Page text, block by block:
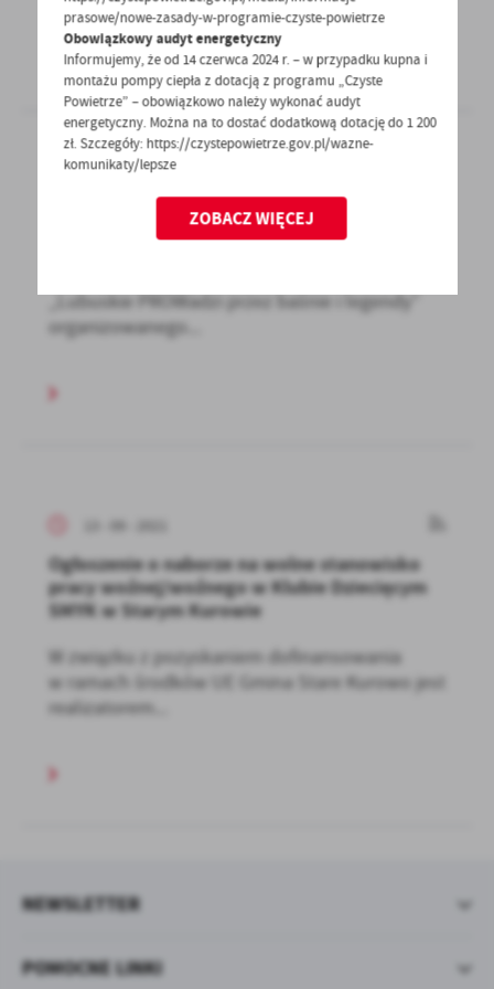
„Lubuskie PROWadzi przez baśnie i legendy”
„Lubuskie PROWadzi przez baśnie i legendy”
organizowanego...
13 - 09 - 2021
Ogłoszenie o naborze na wolne stanowisko
pracy woźnej/woźnego w Klubie Dziecięcym
SMYK w Starym Kurowie
W związku z pozyskaniem dofinansowania
w ramach środków UE Gmina Stare Kurowo jest
realizatorem...
POMOCNE LINKI
NEWSLETTER
prasowe/nowe-zasady-w-programie-czyste-powietrze
Obowiązkowy audyt energetyczny
Informujemy, że od 14 czerwca 2024 r. – w przypadku kupna i
montażu pompy ciepła z dotacją z programu „Czyste
Powietrze” – obowiązkowo należy wykonać audyt
energetyczny. Można na to dostać dodatkową dotację do 1 200
zł. Szczegóły: https://czystepowietrze.gov.pl/wazne-
komunikaty/lepsze
ZOBACZ WIĘCEJ